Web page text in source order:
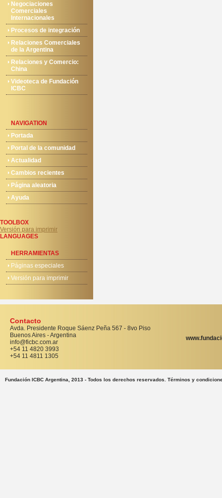
Negociaciones
Comerciales
Internacionales
Procesos de integración
Relaciones Comerciales
de la Argentina
Relaciones y Comercio:
China
Videoteca de Fundación
ICBC
NAVIGATION
Portada
Portal de la comunidad
Actualidad
Cambios recientes
Página aleatoria
Ayuda
TOOLBOX
Versión para imprimir
LANGUAGES
HERRAMIENTAS
Páginas especiales
Versión para imprimir
Contacto
Avda. Presidente Roque Sáenz Peña 567 - 8vo Piso
Buenos Aires - Argentina
info@ficbc.com.ar
+54 11 4820 3993
+54 11 4811 1305
Fundación ICBC Argentina, 2013 - Todos los derechos reservados. Términos y